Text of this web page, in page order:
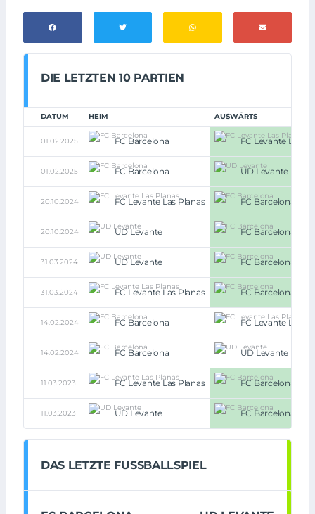
DIE LETZTEN 10 PARTIEN
DATUM HEIM AUSWÄRTS
01.02.2025 FC Barcelona FC Levante Las
01.02.2025 FC Barcelona UD Levante
20.10.2024 FC Levante Las Planas FC Barcelona
20.10.2024 UD Levante FC Barcelona
31.03.2024 UD Levante FC Barcelona
31.03.2024 FC Levante Las Planas FC Barcelona
14.02.2024 FC Barcelona FC Levante Las
14.02.2024 FC Barcelona UD Levante
11.03.2023 FC Levante Las Planas FC Barcelona
11.03.2023 UD Levante FC Barcelona
DAS LETZTE FUSSBALLSPIEL